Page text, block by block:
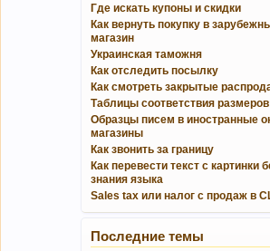
Где искать купоны и скидки
Как вернуть покупку в
магазин
Украинская таможня
Как отследить посылку
Как смотреть закрытые
Таблицы соответствия размеров
Образцы писем в иностранные
магазины
Как звонить за границу
Как перевести текст с картинки
знания языка
Sales tax или налог с продаж в
Последние темы